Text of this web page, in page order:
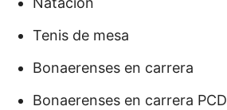
Tenis de mesa
Bonaerenses en carrera
Bonaerenses en carrera PCD